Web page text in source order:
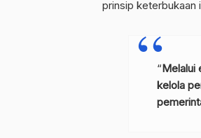
prinsip keterbukaan
“Melalui
kelola